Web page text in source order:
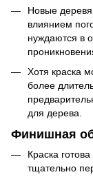
Новые
влиянием
нуждаются в
Хотя краска
более
для дерева.
Финишная
Краска
тщательно